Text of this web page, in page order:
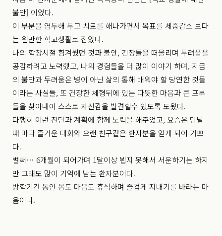
불안] 이었다.
이 부분을 염두해 두고 치료를 해나가면서 목표를 체중감소 보다
는 원만한 학교생활로 잡았다.
나의 학창시절 힘겨웠던 것과 불안, 긴장들을 떠올리며 두려움을
공감하려고 노력했고, 나의 경험들을 더 많이 이야기 하며, 지금
의 불안과 두려움은 병이 아닌 삶의 통해 배워야 할 당연한 것들
이라는 사실들, 또 건장한 체형뒤에 있는 따뜻한 마음과 큰 포부
들을 찾아내어 스스로 자신감을 발견할수 있도록 도왔다.
다행히 이런 진단과 계획에 함께 노력을 해주었고, 요즘은 만날
때 마다 즐거운 대화와 오랜 친구같은 환자분을 얻게 되어 기쁘
다.
벌써… 6개월이 되어가며 1달이상 뵙지 못해서 서운하기는 하지
만 그래도 많이 기억에 남는 환자분이다.
방학기간 동안 몸도 마음도 휴식하며 즐겁게 지내기를 바라는 마
음이다.